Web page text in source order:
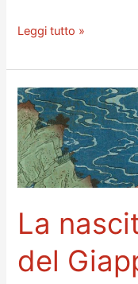
La
di
Izanagi
nello
yomi
e
la
Leggi tutto »
La
del